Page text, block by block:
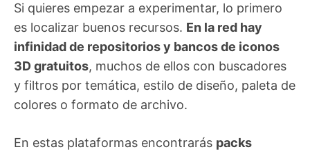
Si quieres empezar a experimentar, lo primero
es localizar buenos recursos. En la red hay
infinidad de repositorios y bancos de iconos
3D gratuitos, muchos de ellos con buscadores
y filtros por temática, estilo de diseño, paleta de
colores o formato de archivo.
En estas plataformas encontrarás packs